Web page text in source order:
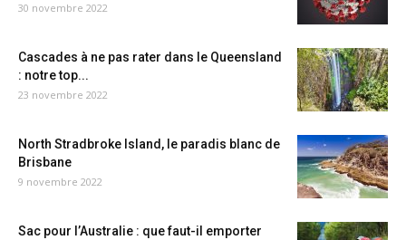
30 novembre 2022
Cascades à ne pas rater dans le Queensland
: notre top...
23 novembre 2022
North Stradbroke Island, le paradis blanc de
Brisbane
9 novembre 2022
Sac pour l’Australie : que faut-il emporter